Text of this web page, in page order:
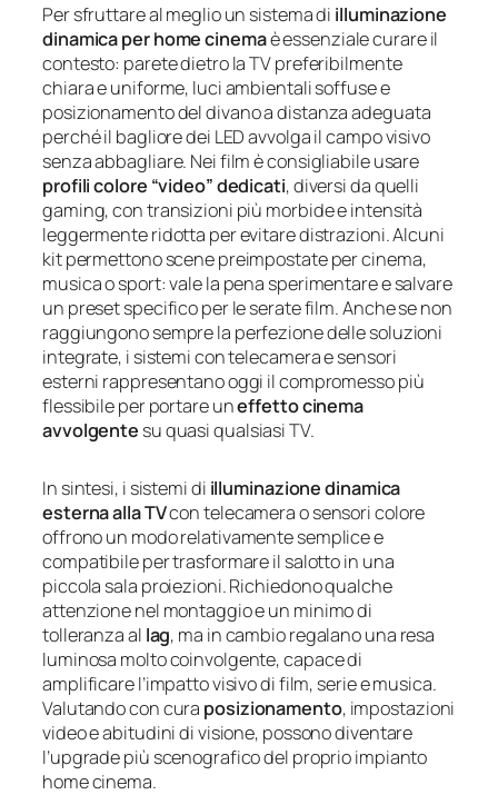
Per sfruttare al meglio un sistema di illuminazione
dinamica per home cinemaè essenziale curare il
contesto: parete dietro la TV preferibilmente
chiara e uniforme, luci ambientali soffuse e
posizionamento del divano a distanza adeguata
perché il bagliore dei LED avvolga il campo visivo
senza abbagliare. Nei film è consigliabile usare
profili colore “video” dedicati, diversi da quelli
gaming, con transizioni più morbide e intensità
leggermente ridotta per evitare distrazioni. Alcuni
kit permettono scene preimpostate per cinema,
musica o sport: vale la pena sperimentare e salvare
un preset specifico per le serate film. Anche se non
raggiungono sempre la perfezione delle soluzioni
integrate, i sistemi con telecamera e sensori
esterni rappresentano oggi il compromesso più
flessibile per portare uneffetto cinema
avvolgente su quasi qualsiasi TV.
In sintesi, i sistemi di illuminazione dinamica
esterna alla TVcon telecamera o sensori colore
offrono un modo relativamente semplice e
compatibile per trasformare il salotto in una
piccola sala proiezioni. Richiedono qualche
attenzione nel montaggio e un minimo di
tolleranza al lag, ma in cambio regalano una resa
luminosa molto coinvolgente, capace di
amplificare l’impatto visivo di film, serie e musica.
Valutando con cura posizionamento, impostazioni
video e abitudini di visione, possono diventare
l’upgrade più scenografico del proprio impianto
home cinema.